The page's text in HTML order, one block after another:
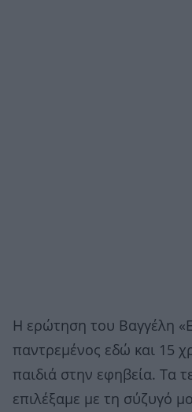
Η ερώτηση του Bαγγέλη
παντρεμένος εδώ και 15
παιδιά στην εφηβεία. Τα
επιλέξαμε με τη σύζυγό